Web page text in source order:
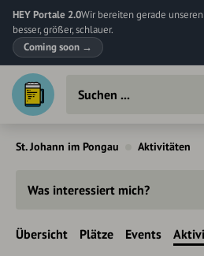
HEY Portale 2.0Wir bereiten gerade
besser, größer, schlauer.
Coming soon →
St. Johann im Pongau Aktivitäten
Was interessiert mich?
Übersicht Plätze Events